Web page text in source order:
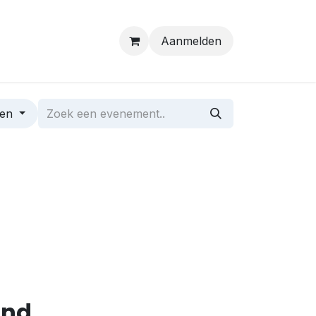
Aanmelden